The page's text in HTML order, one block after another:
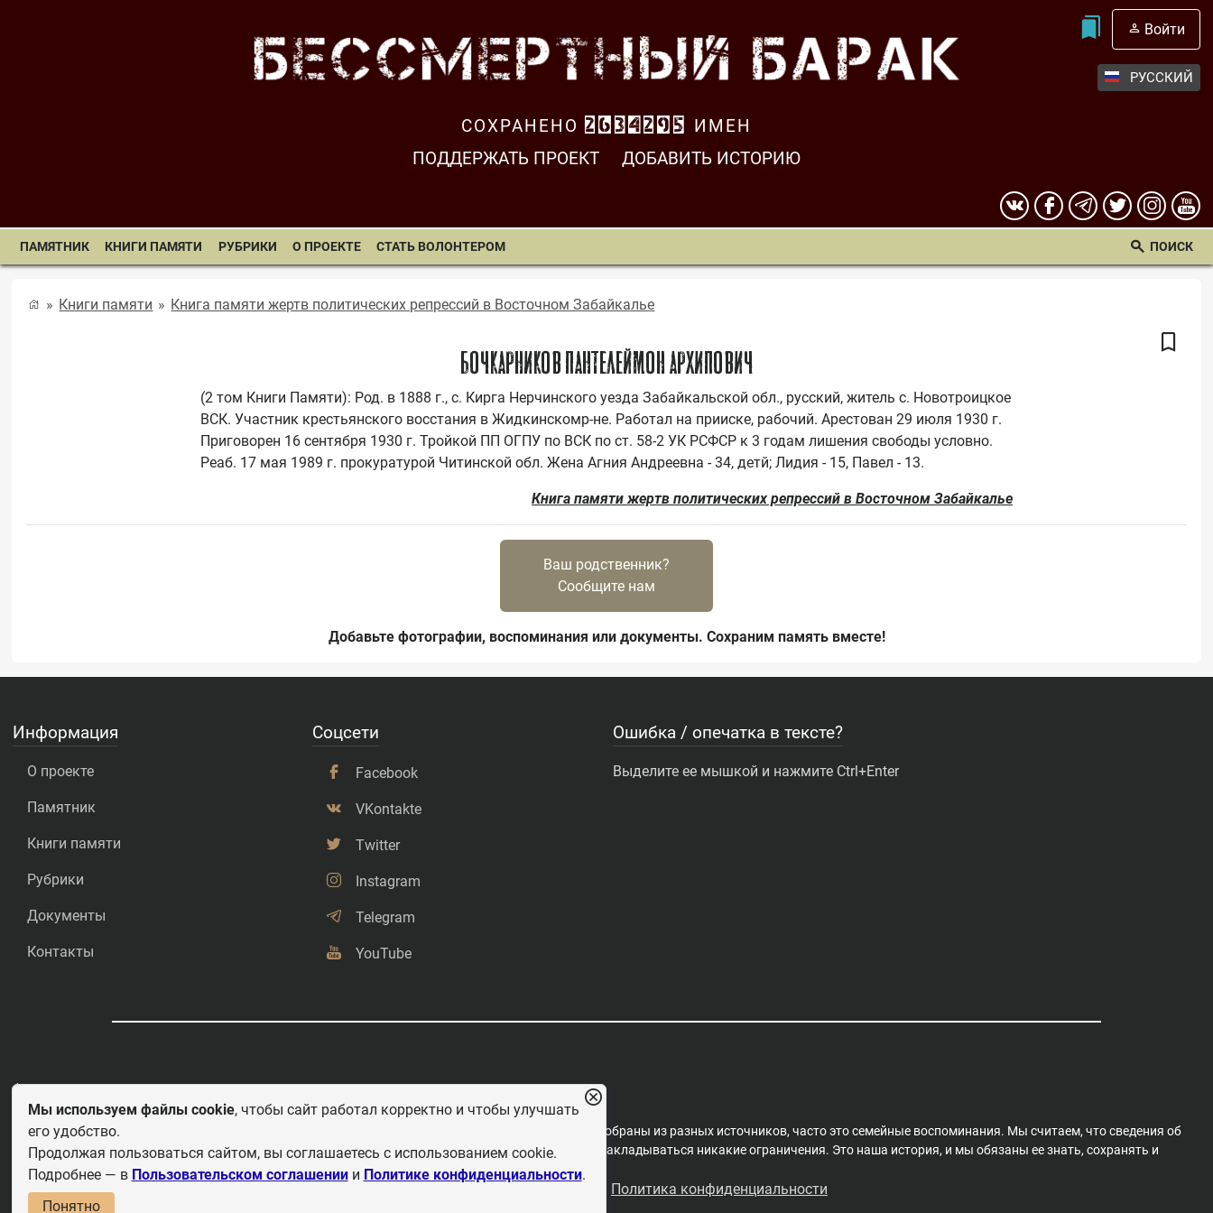
Войти
РУССКИЙ
СОХРАНЕНО 2634295
ИМЕН
ПОДДЕРЖАТЬ ПРОЕКТ
ДОБАВИТЬ ИСТОРИЮ
ПАМЯТНИК КНИГИ ПАМЯТИ РУБРИКИ О ПРОЕКТЕ СТАТЬ ВОЛОНТЕРОМ ПОИСК
Книги памяти Книга памяти жертв политических репрессий в Восточном Забайкалье
БОЧКАРНИКОВ ПАНТЕЛЕЙМОН АРХИПОВИЧ
(2 том Книги Памяти): Род. в 1888 г., с. Кирга Нерчинского уезда Забайкальской обл., русский, житель с. Новотроицкое
ВСК. Участник крестьянского восстания в Жидкинскомр-не. Работал на прииске, рабочий. Арестован 29 июля 1930 г.
Приговорен 16 сентября 1930 г. Тройкой ПП ОГПУ по ВСК по ст. 58-2 УК РСФСР к 3 годам лишения свободы условно.
Книга памяти жертв политических репрессий в Восточном Забайкалье
Ваш родственник?
Сообщите нам
Добавьте фотографии, воспоминания или документы. Сохраним память вместе!
Информация
О проекте
Памятник
Книги памяти
Рубрики
Документы
Контакты
Соцсети
Facebook
VKontakte
Twitter
Instagram
Telegram
YouTube
Ошибка / опечатка в тексте?
Выделите ее мышкой и нажмите Ctrl+Enter
Любое использование и перепечатка материалов приветствуется редакцией проекта. Материалы собраны из разных источников, часто это семейные воспоминания. Мы считаем, что сведения об
этих важных страницах истории должны быть свободными для распространения, на них не могут накладываться никакие ограничения. Это наша история, и мы обязаны ее знать, сохранять и
рассказывать детям.
Политика конфиденциальности
Мы используем файлы cookie, чтобы сайт работал корректно и чтобы улучшать
его удобство.
Продолжая пользоваться сайтом, вы соглашаетесь с использованием cookie.
Подробнее — в Пользовательском соглашениии Политике конфиденциальности.
Понятно